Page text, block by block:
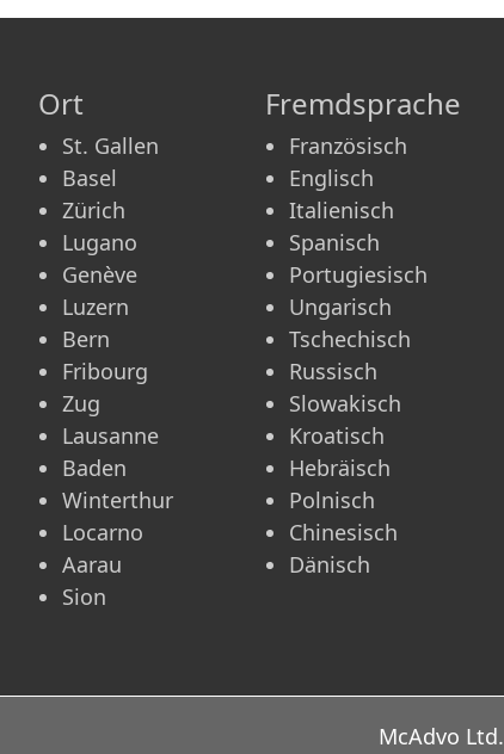
Ort
St. Gallen
Basel
Zürich
Lugano
Genève
Luzern
Bern
Fribourg
Zug
Lausanne
Baden
Winterthur
Locarno
Aarau
Sion
Fremdsprache
Französisch
Englisch
Italienisch
Spanisch
Portugiesisch
Ungarisch
Tschechisch
Russisch
Slowakisch
Kroatisch
Hebräisch
Polnisch
Chinesisch
Dänisch
McAdvo Ltd.